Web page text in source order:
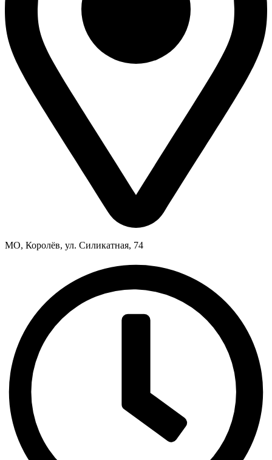
МО, Королёв, ул. Силикатная, 74